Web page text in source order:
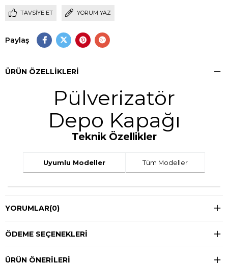
TAVSIYE ET YORUM YAZ
Paylaş
ÜRÜN ÖZELLIKLERI
Pülverizatör
Depo Kapağı
Teknik Özellikler
Uyumlu Modeller Tüm Modeller
YORUMLAR(0)
ÖDEME SEÇENEKLERI
ÜRÜN ÖNERILERI